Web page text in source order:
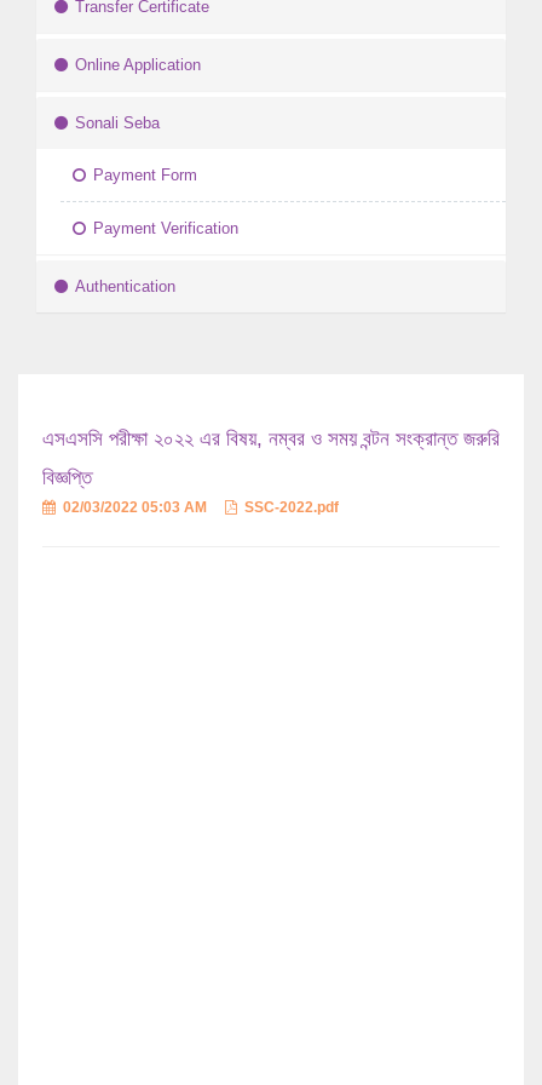
Transfer Certificate
Online Application
Sonali Seba
Payment Form
Payment Verification
Authentication
এসএসসি পরীক্ষা ২০২২ এর বিষয়, নম্বর ও সময় বন্টন সংক্রান্ত জরুরি
বিজ্ঞপ্তি
02/03/2022 05:03 AM SSC-2022.pdf